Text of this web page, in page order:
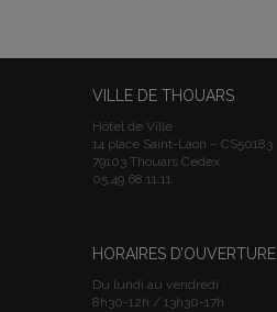
VILLE DE THOUARS
Hôtel de Ville
14 place Saint-Laon – CS50183
79103 Thouars Cedex
05.49.68.11.11
HORAIRES D’OUVERTURE
Du lundi au vendredi :
8h30-12h / 13h30-17h